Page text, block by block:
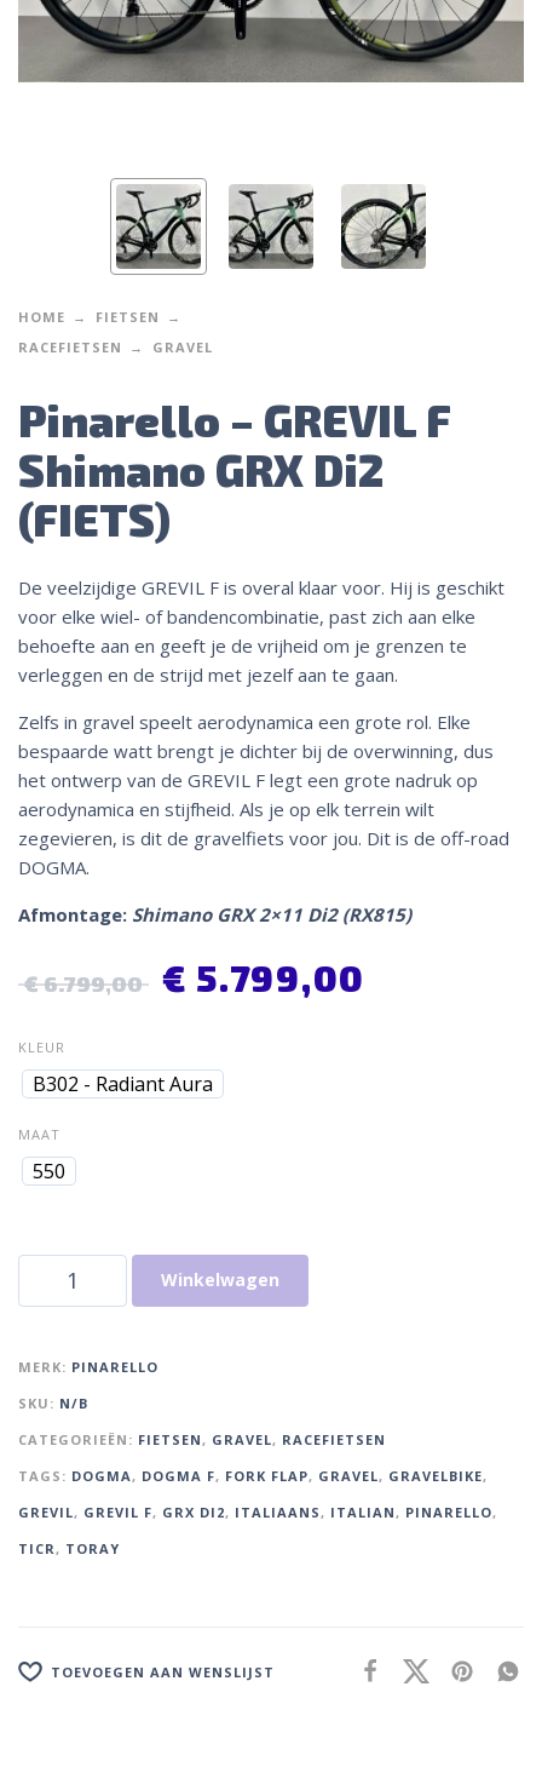
HOME
FIETSEN
RACEFIETSEN
GRAVEL
Pinarello – GREVIL F
Shimano GRX Di2
(FIETS)
De veelzijdige GREVIL F is overal klaar voor. Hij is geschikt
voor elke wiel- of bandencombinatie, past zich aan elke
behoefte aan en geeft je de vrijheid om je grenzen te
verleggen en de strijd met jezelf aan te gaan.
Zelfs in gravel speelt aerodynamica een grote rol. Elke
bespaarde watt brengt je dichter bij de overwinning, dus
het ontwerp van de GREVIL F legt een grote nadruk op
aerodynamica en stijfheid. Als je op elk terrein wilt
zegevieren, is dit de gravelfiets voor jou. Dit is de off-road
DOGMA.
Afmontage: Shimano GRX 2×11 Di2 (RX815)
€6.799,00 € 5.799,00
KLEUR
B302 - Radiant Aura
MAAT
550
Winkelwagen
MERK: PINARELLO
SKU: N/B
CATEGORIEËN: FIETSEN , GRAVEL, RACEFIETSEN
TAGS: DOGMA , DOGMA F, FORK FLAP, GRAVEL, GRAVELBIKE,
GREVIL, GREVIL F, GRX DI2, ITALIAANS , ITALIAN , PINARELLO,
TICR , TORAY
TOEVOEGEN AAN WENSLIJST